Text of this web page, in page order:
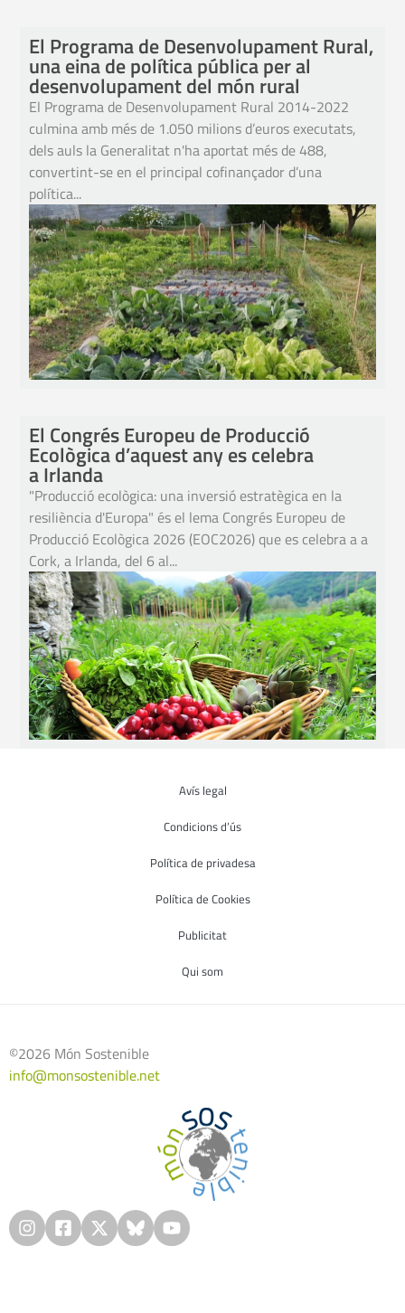
El Programa de Desenvolupament Rural,
una eina de política pública per al
desenvolupament del món rural
El Programa de Desenvolupament Rural 2014-2022
culmina amb més de 1.050 milions d’euros executats,
dels auls la Generalitat n'ha aportat més de 488,
convertint-se en el principal cofinançador d’una
política...
El Congrés Europeu de Producció
Ecològica d’aquest any es celebra
a Irlanda
"Producció ecològica: una inversió estratègica en la
resiliència d'Europa" és el lema Congrés Europeu de
Producció Ecològica 2026 (EOC2026) que es celebra a a
Cork, a Irlanda, del 6 al...
Avís legal
Condicions d’ús
Política de privadesa
Política de Cookies
Publicitat
Qui som
©2026 Món Sostenible
info@monsostenible.net